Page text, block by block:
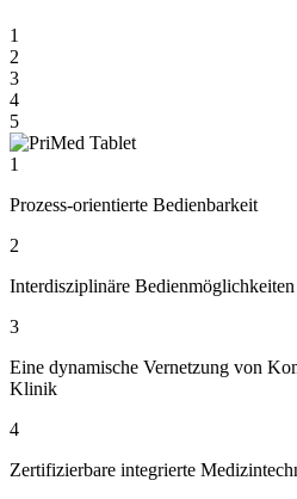
1
2
3
4
5
1
Prozess-orientierte Bedienbarkeit
2
Interdisziplinäre Bedienmöglichkeiten
3
Eine dynamische Vernetzung von
Klinik
4
Zertifizierbare integrierte